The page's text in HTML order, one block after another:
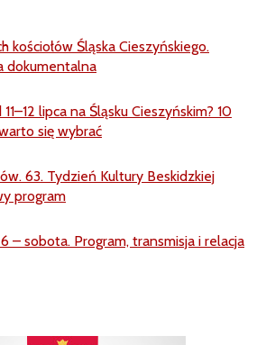
kościołów Śląska Cieszyńskiego.
dokumentalna
lipca na Śląsku Cieszyńskim? 10
się wybrać
63. Tydzień Kultury Beskidzkiej
program
– sobota. Program, transmisja i relacja